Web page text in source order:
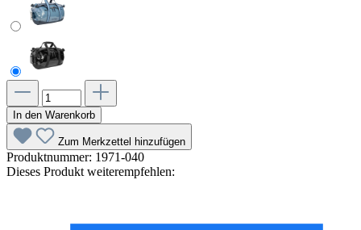
In den Warenkorb
Zum Merkzettel hinzufügen
Produktnummer: 1971-040
Dieses Produkt weiterempfehlen: